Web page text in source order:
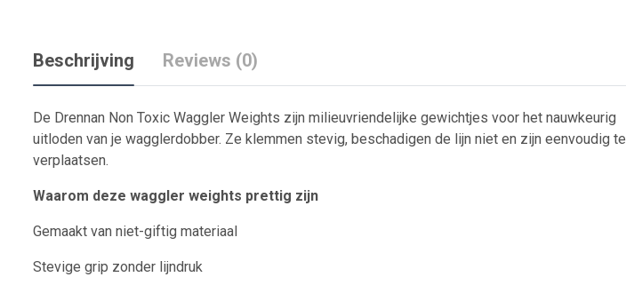
Beschrijving Reviews (0)
De Drennan Non Toxic Waggler Weights zijn milieuvriendelijke gewichtjes voor het nauwkeurig
uitloden van je wagglerdobber. Ze klemmen stevig, beschadigen de lijn niet en zijn eenvoudig te
verplaatsen.
Waarom deze waggler weights prettig zijn
Gemaakt van niet-giftig materiaal
Stevige grip zonder lijndruk